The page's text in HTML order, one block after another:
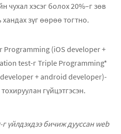
чухал хэсэг болох 20%–г зөв
зүг өөрөө тогтно.
Programming (iOS developer +
test-г Triple Programming*
+ android developer)-
гүйцэтгэсэн.
үйлдэхдээ бичиж дууссан web